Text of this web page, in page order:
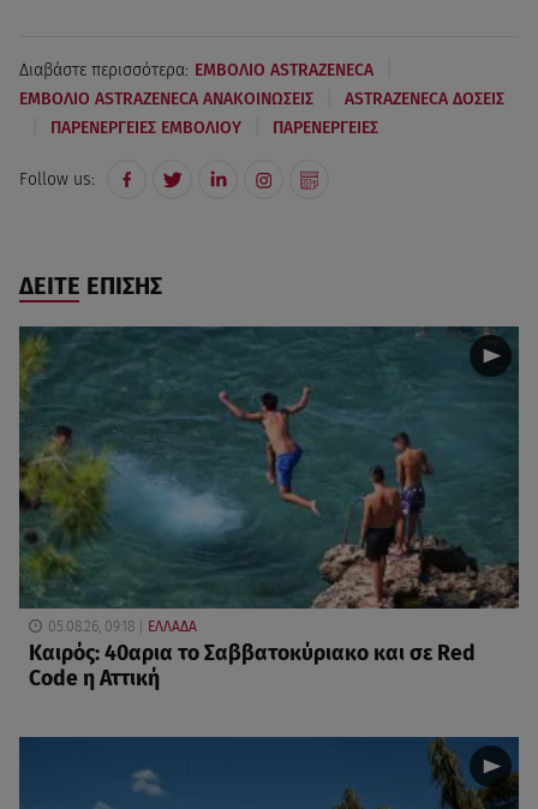
Διαβάστε περισσότερα: ΕΜΒΟΛΙΟ ASTRAZENECA
ΕΜΒΟΛΙΟ ASTRAZENECA ΑΝΑΚΟΙΝΩΣΕΙΣ ASTRAZENECA ΔΟΣΕΙΣ
ΠΑΡΕΝΕΡΓΕΙΕΣ ΕΜΒΟΛΙΟΥ ΠΑΡΕΝΕΡΓΕΙΕΣ
Follow us:
ΔΕΙΤΕ ΕΠΙΣΗΣ
05.08.26, 09:18 ΕΛΛΑΔΑ
Καιρός: 40αρια το Σαββατοκύριακο και σε Red
Code η Αττική